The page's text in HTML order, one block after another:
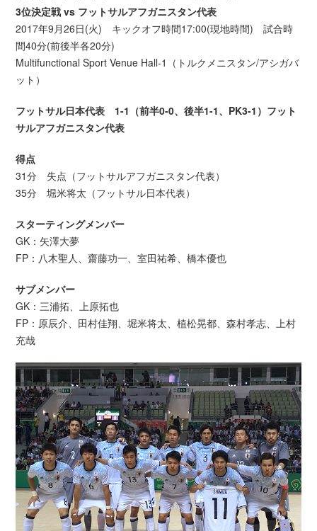
3位決定戦 vs フットサルアフガニスタン代表
2017年9月26日(火) キックオフ時間17:00(現地時間) 試合時
間40分(前後半各20分)
Multifunctional Sport Venue Hall-1（トルクメニスタン/アシガバ
ット）
フットサル日本代表 1-1（前半0-0、後半1-1、PK3-1）フット
サルアフガニスタン代表
得点
31分 失点（フットサルアフガニスタン代表）
35分 堀米将太（フットサル日本代表）
スターティングメンバー
GK：矢澤大夢
FP：八木聖人、齋藤功一、室田祐希、橋本優也
サブメンバー
GK：三浦拓、上原拓也
FP：原辰介、田村佳翔、堀米将太、植松晃都、森村孝志、上村
充哉